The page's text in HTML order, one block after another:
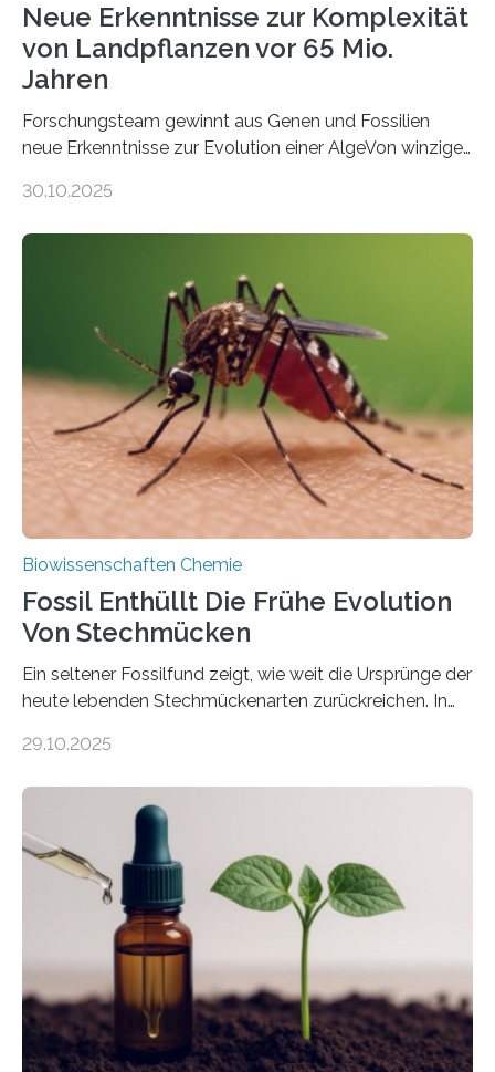
Neue Erkenntnisse zur Komplexität
von Landpflanzen vor 65 Mio.
Jahren
Forschungsteam gewinnt aus Genen und Fossilien
neue Erkenntnisse zur Evolution einer AlgeVon winzigen
Landpflanzen zählen zu den komplexesten
Grünalgen, die vor Hunderten von Millionen Jahren
lebten. Unter den Vorfahren sticht eine Gruppe heraus,
die noch heute in der Natur vorkommt: die
Süßwasseralge Coleochaetophyceae. Einige Arten
dieser Gruppe bilden aus Zellfäden dichte Geflechte
mit scheibenförmiger Gestalt. Was auffällig ist: Die
nächsten…
30.10.2025
Biowissenschaften Chemie
Fossil Enthüllt Die Frühe Evolution
Von Stechmücken
Ein seltener Fossilfund zeigt, wie weit die Ursprünge der
heute lebenden Stechmückenarten zurückreichen. In
Forschende die bisher älteste bekannte Stechmücken-
Region Kachin in Myanmar und hat sich in
ausgezeichnetem Zustand erhalten. Es konnte als neue
Art einer neuen Gattung beschrieben werden und trägt
nun den Namen Cretosabethes primaevus. Dieser erste
fossile Nachweis einer Stechmückenlarve in Bernstein
stellt gleichzeitig den ersten Fossilfund einer
Mückenlarve aus dem Mesozoikum dar, denn…
29.10.2025